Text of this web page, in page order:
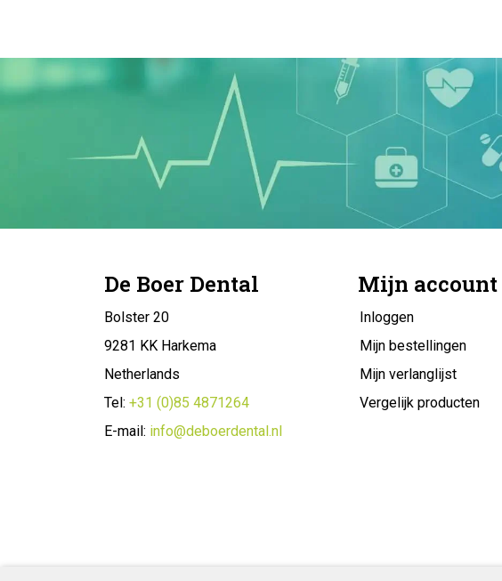
De Boer Dental
Bolster 20
9281 KK Harkema
Netherlands
Tel: +31 (0)85 4871264
E-mail: info@deboerdental.nl
Mijn account
Inloggen
Mijn bestellingen
Mijn verlanglijst
Vergelijk producten